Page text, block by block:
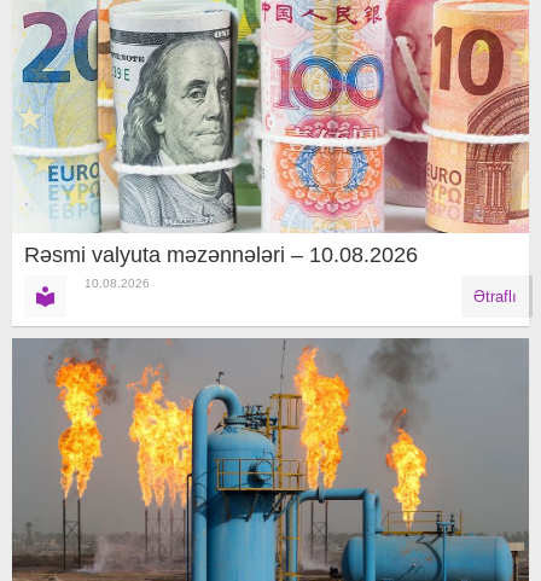
Rəsmi valyuta məzənnələri – 10.08.2026
10.08.2026
Ətraflı